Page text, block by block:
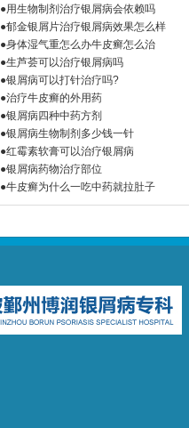
●用生物制剂治疗银屑病会依赖吗
●郁金银屑片治疗银屑病效果怎么样
●身体湿气重怎么办牛皮癣怎么治
●生芦荟可以治疗银屑病吗
●银屑病可以打针治疗吗?
●治疗牛皮癣的外用药
●银屑病四种中药方剂
●银屑病生物制剂多少钱一针
●红霉素软膏可以治疗银屑病
●银屑病药物治疗部位
●牛皮癣为什么一吃中药就拉肚子